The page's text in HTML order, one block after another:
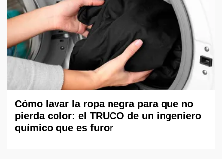
Cómo lavar la ropa negra para que no
pierda color: el TRUCO de un ingeniero
químico que es furor